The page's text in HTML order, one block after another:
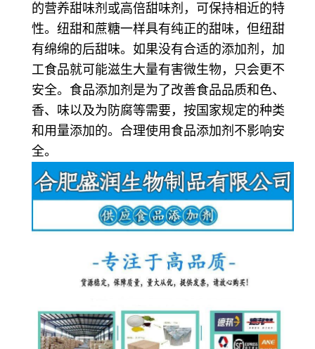
的营养甜味剂或高倍甜味剂，可保持相近的特
性。 纽甜和蔗糖一样具有纯正的甜味，但纽甜
有绵绵的后甜味。如果没有合适的添加剂，加
工食品就可能滋生大量有害微生物，只会更不
安全。食品添加剂是为了改善食品品质和色、
香、味以及为防腐等需要，按国家规定的种类
和用量添加的。合理使用食品添加剂不影响安
全。